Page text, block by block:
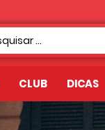
CLUB DICAS